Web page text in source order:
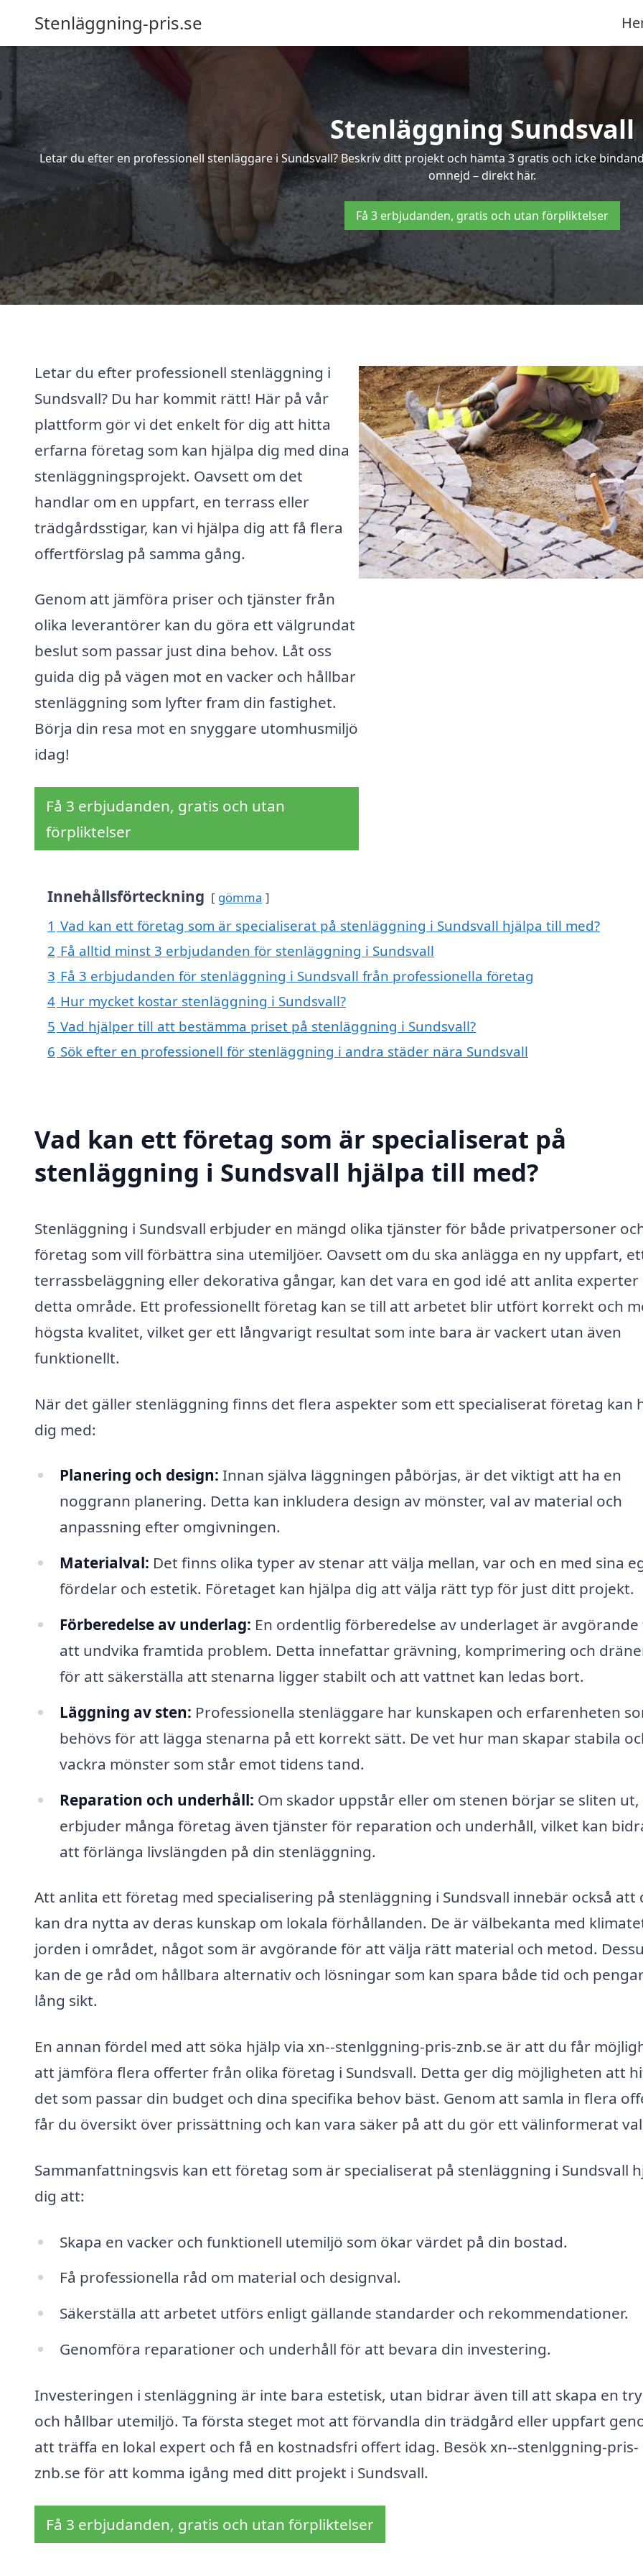
Stenläggning-pris.se
Stenläggning Sundsvall
Letar du efter en professionell stenläggare i Sundsvall? Beskriv ditt projekt och hämta 3 gratis och icke
omnejd – direkt här.
Få 3 erbjudanden, gratis och utan förpliktelser
Letar du efter professionell stenläggning i
Sundsvall? Du har kommit rätt! Här på vår
plattform gör vi det enkelt för dig att hitta
erfarna företag som kan hjälpa dig med dina
stenläggningsprojekt. Oavsett om det
handlar om en uppfart, en terrass eller
trädgårdsstigar, kan vi hjälpa dig att få flera
offertförslag på samma gång.
Genom att jämföra priser och tjänster från
olika leverantörer kan du göra ett välgrundat
beslut som passar just dina behov. Låt oss
guida dig på vägen mot en vacker och hållbar
stenläggning som lyfter fram din fastighet.
Börja din resa mot en snyggare utomhusmiljö
idag!
Få 3 erbjudanden, gratis och utan
förpliktelser
Innehållsförteckning gömma
1 Vad kan ett företag som är specialiserat på stenläggning i Sundsvall hjälpa till med?
2 Få alltid minst 3 erbjudanden för stenläggning i Sundsvall
3 Få 3 erbjudanden för stenläggning i Sundsvall från professionella företag
4 Hur mycket kostar stenläggning i Sundsvall?
5 Vad hjälper till att bestämma priset på stenläggning i Sundsvall?
6 Sök efter en professionell för stenläggning i andra städer nära Sundsvall
Vad kan ett företag som är specialiserat på
stenläggning i Sundsvall hjälpa till med?
Stenläggning i Sundsvall erbjuder en mängd olika tjänster för både privatpersoner
företag som vill förbättra sina utemiljöer. Oavsett om du ska anlägga en ny uppfart,
terrassbeläggning eller dekorativa gångar, kan det vara en god idé att anlita experter
detta område. Ett professionellt företag kan se till att arbetet blir utfört korrekt och
högsta kvalitet, vilket ger ett långvarigt resultat som inte bara är vackert utan även
funktionellt.
När det gäller stenläggning finns det flera aspekter som ett specialiserat företag kan
dig med:
Planering och design: Innan själva läggningen påbörjas, är det viktigt att ha en
noggrann planering. Detta kan inkludera design av mönster, val av material och
anpassning efter omgivningen.
Materialval: Det finns olika typer av stenar att välja mellan, var och en med sina
fördelar och estetik. Företaget kan hjälpa dig att välja rätt typ för just ditt projekt.
Förberedelse av underlag: En ordentlig förberedelse av underlaget är
att undvika framtida problem. Detta innefattar grävning, komprimering och
för att säkerställa att stenarna ligger stabilt och att vattnet kan ledas bort.
Läggning av sten: Professionella stenläggare har kunskapen och erfarenheten
behövs för att lägga stenarna på ett korrekt sätt. De vet hur man skapar stabila
vackra mönster som står emot tidens tand.
Reparation och underhåll: Om skador uppstår eller om stenen börjar se sliten ut,
erbjuder många företag även tjänster för reparation och underhåll, vilket kan
att förlänga livslängden på din stenläggning.
Att anlita ett företag med specialisering på stenläggning i Sundsvall innebär också att
kan dra nytta av deras kunskap om lokala förhållanden. De är välbekanta med
jorden i området, något som är avgörande för att välja rätt material och metod.
kan de ge råd om hållbara alternativ och lösningar som kan spara både tid och
lång sikt.
En annan fördel med att söka hjälp via xn--stenlggning-pris-znb.se är att du får
att jämföra flera offerter från olika företag i Sundsvall. Detta ger dig möjligheten att
det som passar din budget och dina specifika behov bäst. Genom att samla in flera
får du översikt över prissättning och kan vara säker på att du gör ett välinformerat
Sammanfattningsvis kan ett företag som är specialiserat på stenläggning i Sundsvall
dig att:
Skapa en vacker och funktionell utemiljö som ökar värdet på din bostad.
Få professionella råd om material och designval.
Säkerställa att arbetet utförs enligt gällande standarder och rekommendationer.
Genomföra reparationer och underhåll för att bevara din investering.
Investeringen i stenläggning är inte bara estetisk, utan bidrar även till att skapa en
och hållbar utemiljö. Ta första steget mot att förvandla din trädgård eller uppfart
att träffa en lokal expert och få en kostnadsfri offert idag. Besök xn--stenlggning-pris-
znb.se för att komma igång med ditt projekt i Sundsvall.
Få 3 erbjudanden, gratis och utan förpliktelser